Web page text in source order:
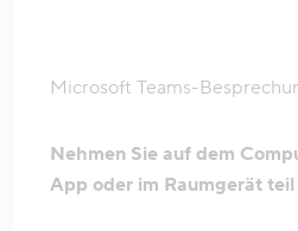
Microsoft Teams-
Nehmen Sie auf dem
App oder im Raumgerät teil